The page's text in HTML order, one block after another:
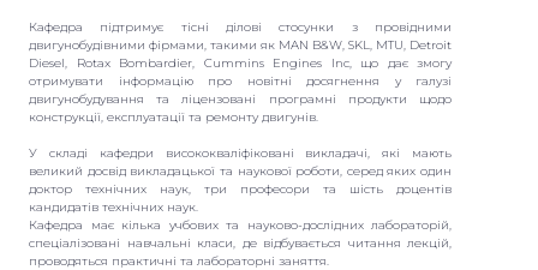
Кафедра підтримує тісні ділові стосунки з провідними
двигунобудівними фірмами, такими як MAN B&W, SKL, MTU, Detroit
Diesel, Rotax Bombardier, Cummins Engines Inc, що дає змогу
отримувати інформацію про новітні досягнення у галузі
двигунобудування та ліцензовані програмні продукти щодо
конструкції, експлуатації та ремонту двигунів.
У складі кафедри висококваліфіковані викладачі, які мають
великий досвід викладацької та наукової роботи, серед яких один
доктор технічних наук, три професори та шість доцентів
кандидатів технічних наук.
Кафедра має кілька учбових та науково-дослідних лабораторій,
спеціалізовані навчальні класи, де відбувається читання лекцій,
проводяться практичні та лабораторні заняття.